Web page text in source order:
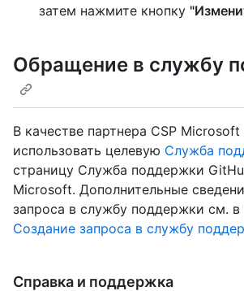
затем нажмите кнопку
Обращение в службу
В качестве партнера CSP
использовать целевую Служба
страницу Служба поддержки
Microsoft. Дополнительные
запроса в службу поддержки см. в
Создание запроса в службу
Справка и поддержка